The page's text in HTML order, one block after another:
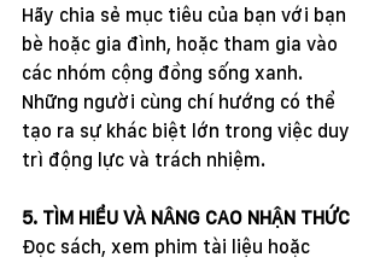
Hãy chia sẻ mục tiêu của bạn với bạn
bè hoặc gia đình, hoặc tham gia vào
các nhóm cộng đồng sống xanh.
Những người cùng chí hướng có thể
tạo ra sự khác biệt lớn trong việc duy
trì động lực và trách nhiệm.
5. TÌM HIỂU VÀ NÂNG CAO NHẬN THỨC
Đọc sách, xem phim tài liệu hoặc